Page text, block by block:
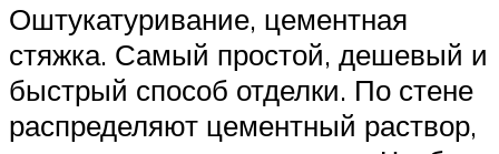
Оштукатуривание, цементная
стяжка. Самый простой, дешевый и
быстрый способ отделки. По стене
распределяют цементный раствор,